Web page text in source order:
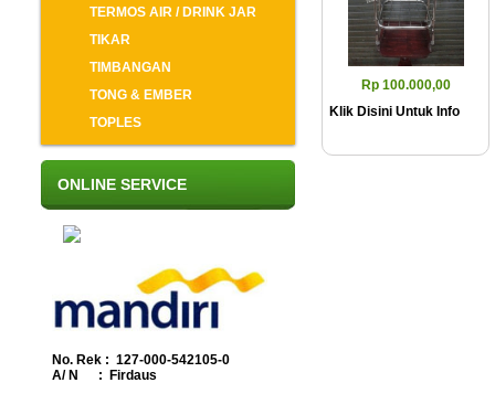
TERMOS AIR / DRINK JAR
TIKAR
TIMBANGAN
TONG & EMBER
TOPLES
ONLINE SERVICE
No. Rek : 127-000-542105-0
A/ N : Firdaus
Rp 100.000,00
Klik Disini Untuk Info